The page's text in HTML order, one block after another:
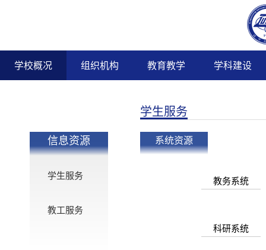
ENGLISH 智慧校园 教务在线
学校概况 组织机构 教育教学 学科建设
信息资源
学生服务
教工服务
学生服务
系统资源
教务系统
科研系统